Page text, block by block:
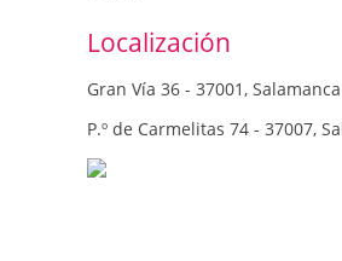
Localización
Gran Vía 36 - 37001, Salamanca
P.º de Carmelitas 74 - 37007,